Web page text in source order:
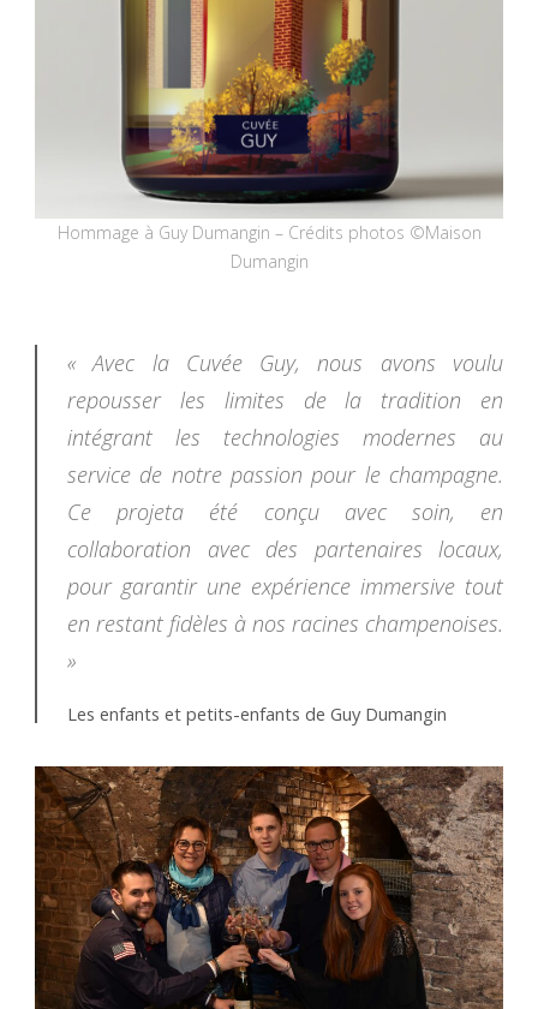
Hommage à Guy Dumangin – Crédits photos ©Maison
Dumangin
« Avec la Cuvée Guy, nous avons voulu
repousser les limites de la tradition en
intégrant les technologies modernes au
service de notre passion pour le champagne.
Ce projeta été conçu avec soin, en
collaboration avec des partenaires locaux,
pour garantir une expérience immersive tout
en restant fidèles à nos racines champenoises.
»
Les enfants et petits-enfants de Guy Dumangin